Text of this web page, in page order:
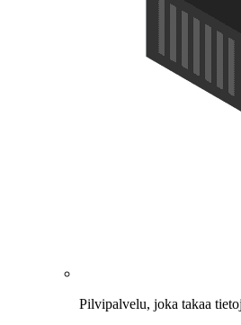
Pilvipalvelu, joka takaa